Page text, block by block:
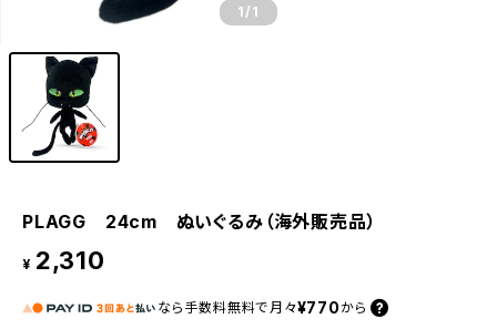
1 /1
PLAGG 24cm ぬいぐるみ（海外販売品）
¥ 2,310
なら 手数料無料で 月々¥770 から